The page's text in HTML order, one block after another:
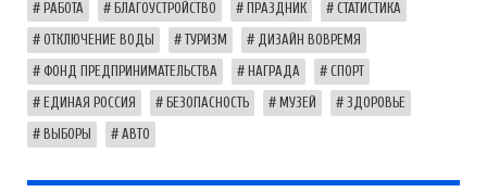
РАБОТА БЛАГОУСТРОЙСТВО ПРАЗДНИК СТАТИСТИКА
ОТКЛЮЧЕНИЕ ВОДЫ ТУРИЗМ ДИЗАЙН ВОВРЕМЯ
ФОНД ПРЕДПРИНИМАТЕЛЬСТВА НАГРАДА СПОРТ
ЕДИНАЯ РОССИЯ БЕЗОПАСНОСТЬ МУЗЕЙ ЗДОРОВЬЕ
ВЫБОРЫ АВТО